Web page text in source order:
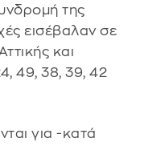
της
εισέβαλαν σε
και
49, 38, 39, 42
για -κατά